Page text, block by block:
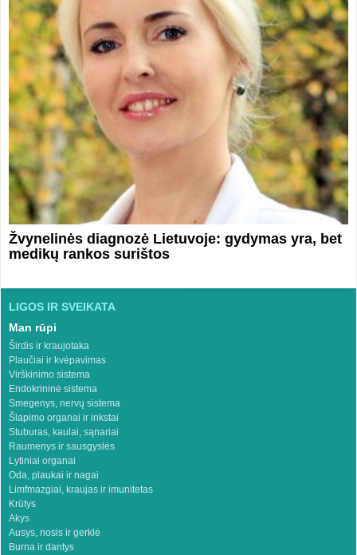
Žvynelinės diagnozė Lietuvoje: gydymas yra, bet
medikų rankos surištos
LIGOS IR SVEIKATA
Man rūpi
Širdis ir kraujotaka
Plaučiai ir kvėpavimas
Virškinimo sistema
Endokrininė sistema
Smegenys, nervų sistema
Šlapimo organai ir inkstai
Stuburas, kaulai, sąnariai
Raumenys ir sausgyslės
Lytiniai organai
Oda, plaukai ir nagai
Limfmazgiai, kraujas ir imunitetas
Krūtys
Akys
Ausys, nosis ir gerklė
Burna ir dantys